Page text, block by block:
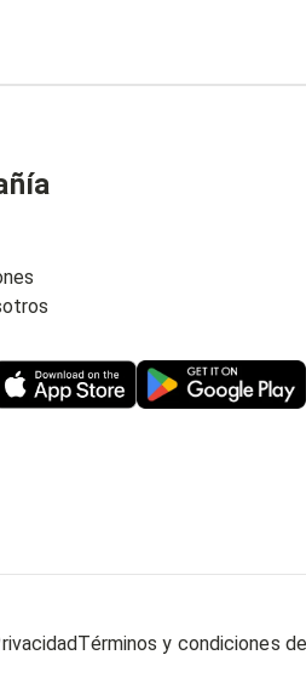
Términos y condiciones